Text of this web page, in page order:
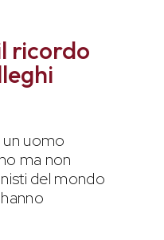
ricordo
uomo
ma non
del mondo